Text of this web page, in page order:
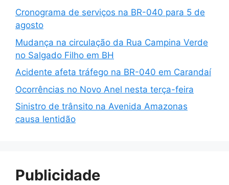
Cronograma de serviços na BR-040 para 5 de
agosto
Mudança na circulação da Rua Campina Verde
no Salgado Filho em BH
Acidente afeta tráfego na BR-040 em Carandaí
Ocorrências no Novo Anel nesta terça-feira
Sinistro de trânsito na Avenida Amazonas
causa lentidão
Publicidade